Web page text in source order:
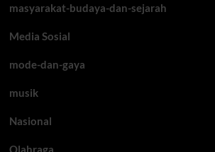
masyarakat-budaya-dan-sejarah
Media Sosial
mode-dan-gaya
musik
Nasional
Olahraga